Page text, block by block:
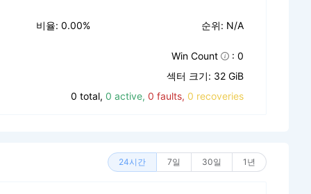
비율: 0.00% 순위: N/A
Win Count
: 0
섹터 크기: 32 GiB
0 total, 0 active, 0 faults, 0 recoveries
24시간 7일 30일 1년